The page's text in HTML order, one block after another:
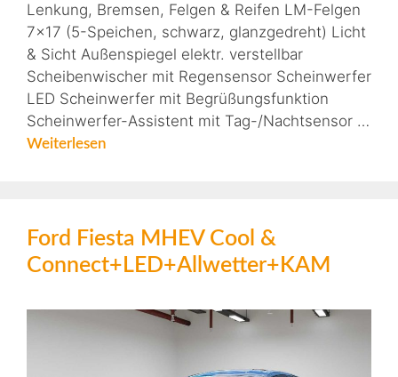
Lenkung, Bremsen, Felgen & Reifen LM-Felgen
7×17 (5-Speichen, schwarz, glanzgedreht) Licht
& Sicht Außenspiegel elektr. verstellbar
Scheibenwischer mit Regensensor Scheinwerfer
LED Scheinwerfer mit Begrüßungsfunktion
Scheinwerfer-Assistent mit Tag-/Nachtsensor …
Weiterlesen
Ford Fiesta MHEV Cool &
Connect+LED+Allwetter+KAM